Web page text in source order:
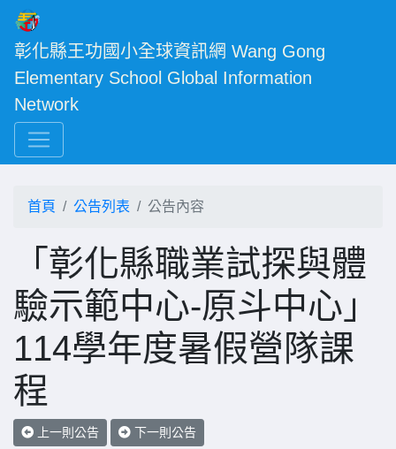
彰化縣王功國小全球資訊網 Wang Gong
Elementary School Global Information
Network
首頁 公告列表 公告內容
「彰化縣職業試探與體
驗示範中心-原斗中心」
114學年度暑假營隊課
程
上一則公告 下一則公告